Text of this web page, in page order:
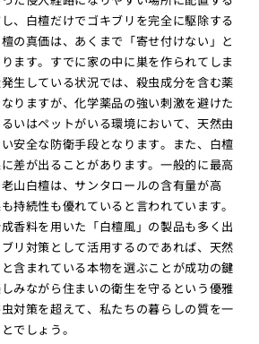
、白檀だけでゴキブリを完全に駆除する
の真価は、あくまで「寄せ付けない」と
ます。すでに家の中に巣を作られてしま
生している状況では、殺虫成分を含む薬
りますが、化学薬品の強い刺激を避けた
いはペットがいる環境において、天然由
安全な防衛手段となります。また、白檀
差が出ることがあります。一般的に最高
山白檀は、サンタロールの含有量が高
持続性も優れていると言われています。
香料を用いた「白檀風」の製品も多く出
リ対策として活用するのであれば、天然
含まれている本物を選ぶことが成功の鍵
みながら住まいの衛生を守るという優雅
対策を超えて、私たちの暮らしの質を一
でしょう。